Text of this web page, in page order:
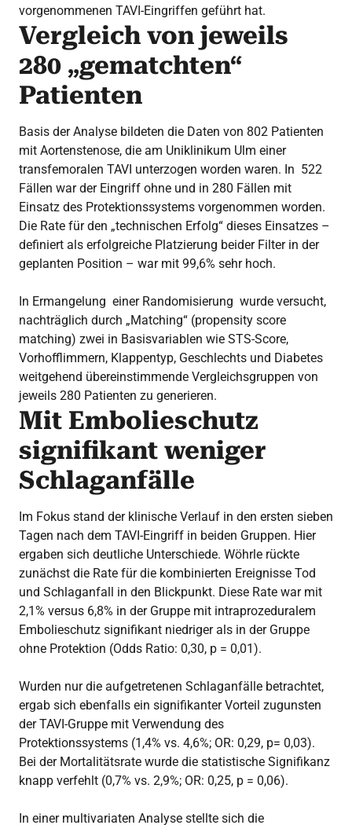
vorgenommenen TAVI-Eingriffen geführt hat.
Vergleich von jeweils
280 „gematchten“
Patienten
Basis der Analyse bildeten die Daten von 802 Patienten
mit Aortenstenose, die am Uniklinikum Ulm einer
transfemoralen TAVI unterzogen worden waren. In 522
Fällen war der Eingriff ohne und in 280 Fällen mit
Einsatz des Protektionssystems vorgenommen worden.
Die Rate für den „technischen Erfolg“ dieses Einsatzes –
definiert als erfolgreiche Platzierung beider Filter in der
geplanten Position – war mit 99,6% sehr hoch.
In Ermangelung einer Randomisierung wurde versucht,
nachträglich durch „Matching“ (propensity score
matching) zwei in Basisvariablen wie STS-Score,
Vorhofflimmern, Klappentyp, Geschlechts und Diabetes
weitgehend übereinstimmende Vergleichsgruppen von
jeweils 280 Patienten zu generieren.
Mit Embolieschutz
signifikant weniger
Schlaganfälle
Im Fokus stand der klinische Verlauf in den ersten sieben
Tagen nach dem TAVI-Eingriff in beiden Gruppen. Hier
ergaben sich deutliche Unterschiede. Wöhrle rückte
zunächst die Rate für die kombinierten Ereignisse Tod
und Schlaganfall in den Blickpunkt. Diese Rate war mit
2,1% versus 6,8% in der Gruppe mit intraprozeduralem
Embolieschutz signifikant niedriger als in der Gruppe
ohne Protektion (Odds Ratio: 0,30, p = 0,01).
Wurden nur die aufgetretenen Schlaganfälle betrachtet,
ergab sich ebenfalls ein signifikanter Vorteil zugunsten
der TAVI-Gruppe mit Verwendung des
Protektionssystems (1,4% vs. 4,6%; OR: 0,29, p= 0,03).
Bei der Mortalitätsrate wurde die statistische Signifikanz
knapp verfehlt (0,7% vs. 2,9%; OR: 0,25, p = 0,06).
In einer multivariaten Analyse stellte sich die